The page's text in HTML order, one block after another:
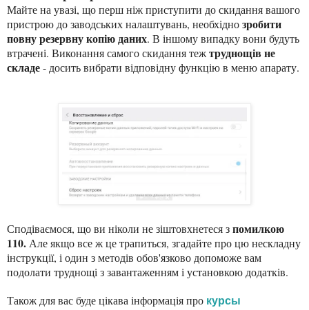
Майте на увазі, що перш ніж приступити до скидання вашого
пристрою до заводських налаштувань, необхіднозробити
повну резервну копію даних. В іншому випадку вони будуть
втрачені. Виконання самого скидання тежтруднощів не
складе- досить вибрати відповідну функцію в меню апарату.
Сподіваємося, що ви ніколи не зіштовхнетеся зпомилкою
110. Але якщо все ж це трапиться, згадайте про цю нескладну
інструкції, і один з методів обов'язково допоможе вам
подолати труднощі з завантаженням і установкою додатків.
Також для вас буде цікава інформація про курсы